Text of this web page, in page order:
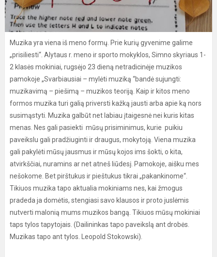
Muzika yra viena iš meno formų. Prie kurių gyvenime galime
„prisiliesti“. Alytaus r. meno ir sporto mokyklos, Simno skyriaus 1-
2 klasės mokiniai, rugsėjo 23 dieną netradicinėje muzikos
pamokoje „Svarbiausiai – mylėti muziką “bandė sujungti:
muzikavimą – piešimą – muzikos teoriją. Kaip ir kitos meno
formos muzika turi galią priversti kažką jausti arba apie ką nors
susimąstyti. Muzika galbūt net labiau įtaigesnė nei kuris kitas
menas. Nes gali pasiekti mūsų prisiminimus, kurie puikiu
paveikslu gali pradžiuginti ir draugus, mokytoją. Viena muzika
gali pakylėti mūsų jausmus ir mūsų kojos ims šokti, o kita,
atvirkščiai, nuramins ar net atneš liūdesį. Pamokoje, aišku mes
nešokome. Bet pirštukus ir pieštukus tikrai „pakankinome“.
Tikiuos muzika tapo aktualia mokiniams nes, kai žmogus
pradeda ja domėtis, stengiasi savo klausos ir proto juslėmis
nutverti malonią mums muzikos bangą. Tikiuos mūsų mokiniai
taps tylos tapytojais. (Dailininkas tapo paveikslą ant drobės.
Muzikas tapo ant tylos. Leopold Stokowski).